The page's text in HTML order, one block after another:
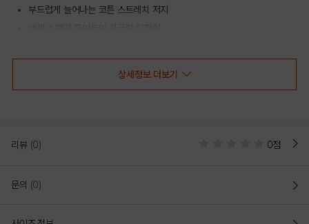
부드럽게 늘어나는 코튼 스트레치 저지
COLOR
상세정보 더보기
리뷰 (0) 0점
문의 (0)